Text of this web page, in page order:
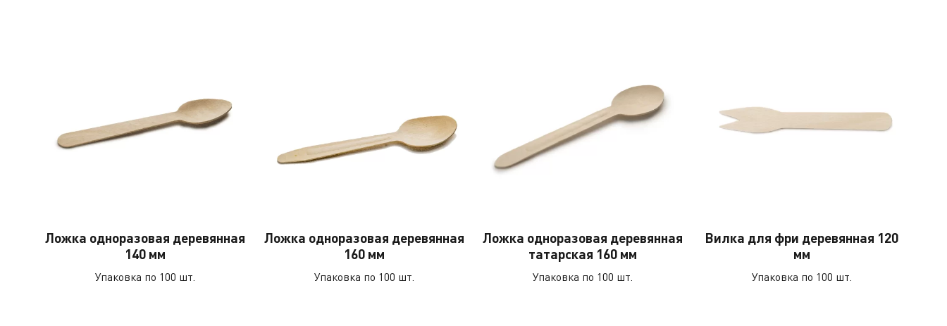
Ложка одноразовая деревянная
140 мм
Упаковка по 100 шт.
Ложка одноразовая деревянная
160 мм
Упаковка по 100 шт.
Ложка одноразовая деревянная
татарская 160 мм
Упаковка по 100 шт.
Вилка для фри деревянная 120
мм
Упаковка по 100 шт.